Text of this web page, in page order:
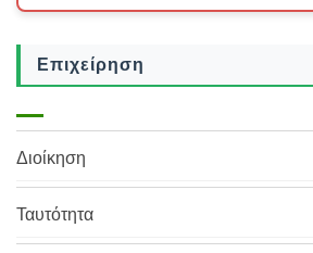
Επιχείρηση
Διοίκηση
Ταυτότητα